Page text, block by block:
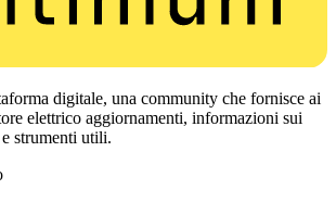
digitale, una community che fornisce ai
elettrico aggiornamenti, informazioni sui
strumenti utili.